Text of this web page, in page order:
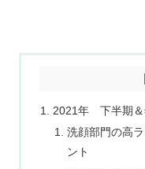
2021年 下半期＆
洗顔部門の高
ント